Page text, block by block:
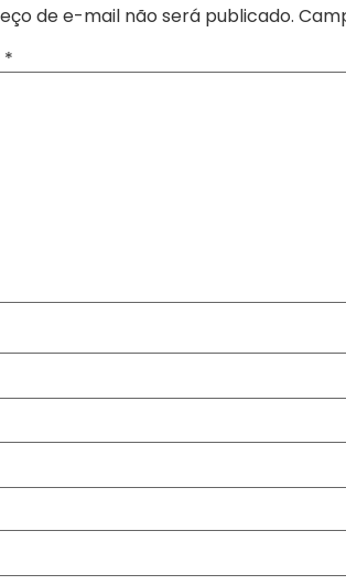
de e-mail não será publicado.
*